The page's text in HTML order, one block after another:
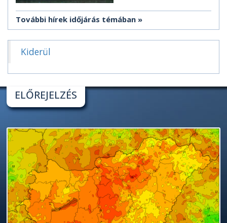
További hírek időjárás témában
Kiderül
ELŐREJELZÉS